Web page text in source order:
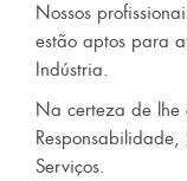
Nossos
estão aptos para
Indústria.
Na certeza de lhe
Responsabilidade,
Serviços.